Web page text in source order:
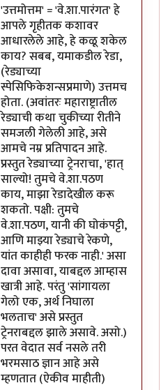
'उत्तमोत्तम' = 'वे.शा.पारंगत' हे
आपले गृहीतक कशावर
आधारलेले आहे, हे कळू शकेल
काय? सबब, यमाकडील रेडा,
(रेड्याच्या
स्पेसिफिकेशन्सप्रमाणे) उत्तमच
होता. (अवांतरः महाराष्ट्रातील
रेड्याची कथा चुकीच्या रीतीने
समजली गेलेली आहे, असे
आमचे नम्र प्रतिपादन आहे.
प्रस्तुत रेड्याच्या ट्रेनराचा, 'हात्
साल्यो! तुमचे वे.शा.पठण
काय, माझा रेडादेखील करू
शकतो. पक्षी: तुमचे
वे.शा.पठण, यानी की घोकंपट्टी,
आणि माझ्या रेड्याचे रेकणे,
यांत काहीही फरक नाही.' असा
दावा असावा, याबद्दल आम्हास
खात्री आहे. परंतु 'सांगायला
गेलो एक, अर्थ निघाला
भलताच' असे प्रस्तुत
ट्रेनराबद्दल झाले असावे. असो.)
परत वेदात सर्व नसले तरी
भरमसाठ ज्ञान आहे असे
म्हणतात (ऐकीव माहीती)